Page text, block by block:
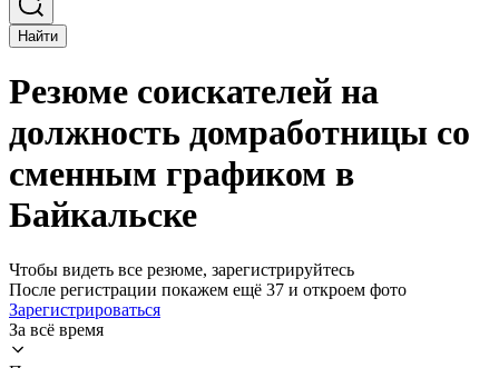
Найти
Резюме соискателей на
должность домработницы со
сменным графиком в
Байкальске
Чтобы видеть все резюме, зарегистрируйтесь
После регистрации покажем ещё 37 и откроем фото
Зарегистрироваться
За всё время